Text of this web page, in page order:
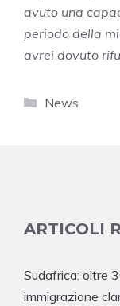
avuto una
periodo della
avrei dovuto
Categorie
News
ARTICOLI
Sudafrica: oltre
immigrazione